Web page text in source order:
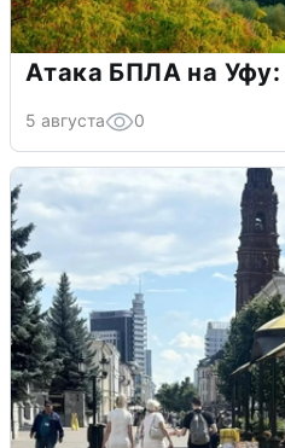
Атака БПЛА на
5 августа 0